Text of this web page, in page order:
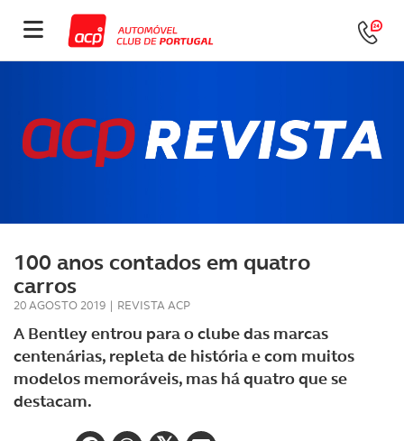
100 anos contados em quatro
carros
20 AGOSTO 2019 | REVISTA ACP
A Bentley entrou para o clube das marcas
centenárias, repleta de história e com muitos
modelos memoráveis, mas há quatro que se
destacam.